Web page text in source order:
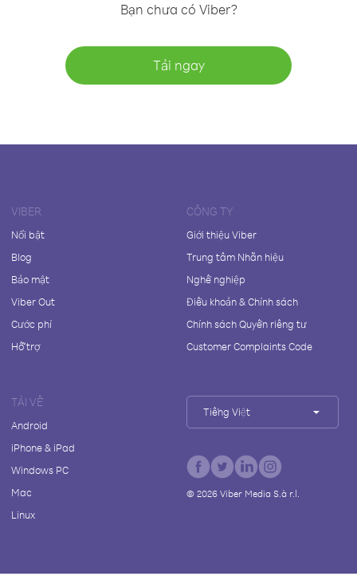
Bạn chưa có Viber?
Tải ngay
VIBER
Nổi bật
Blog
Bảo mật
Viber Out
Cước phí
Hỗ trợ
CÔNG TY
Giới thiệu Viber
Trung tâm Nhãn hiệu
Nghề nghiệp
Điều khoản & Chính sách
Chính sách Quyền riêng tư
Customer Complaints Code
TẢI VỀ
Android
iPhone & iPad
Windows PC
Mac
Linux
Tiếng Việt
© 2026Viber Media S.à r.l.